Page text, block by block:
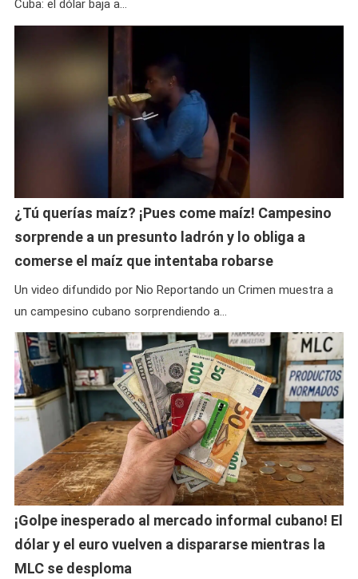
Cuba: el dólar baja a…
¿Tú querías maíz? ¡Pues come maíz! Campesino
sorprende a un presunto ladrón y lo obliga a
comerse el maíz que intentaba robarse
Un video difundido por Nio Reportando un Crimen muestra a
un campesino cubano sorprendiendo a…
¡Golpe inesperado al mercado informal cubano! El
dólar y el euro vuelven a dispararse mientras la
MLC se desploma